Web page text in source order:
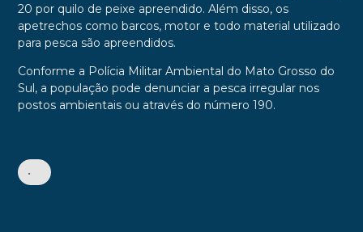
20 por quilo de peixe apreendido. Além disso, os
apetrechos como barcos, motor e todo material utilizado
para pesca são apreendidos.
Conforme a Polícia Militar Ambiental do Mato Grosso do
Sul, a população pode denunciar a pesca irregular nos
postos ambientais ou através do número 190.
•